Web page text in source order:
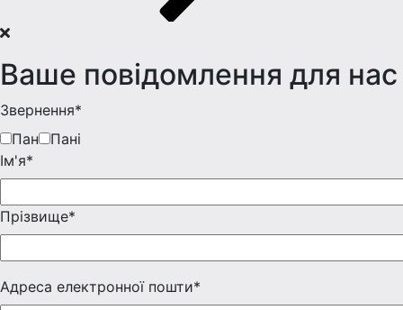
Ваше повідомлення для нас
Звернення*
Пан
Пані
Iм'я*
Прізвище*
Адреса електронної пошти*